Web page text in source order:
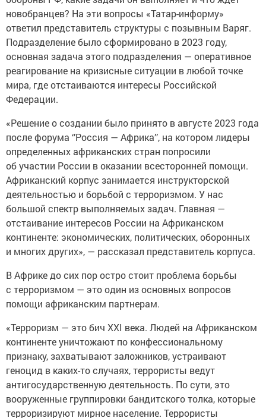
новобранцев? На эти вопросы «Татар-информу»
ответил представитель структуры с позывным Варяг.
Подразделение было сформировано в 2023 году,
основная задача этого подразделения — оперативное
реагирование на кризисные ситуации в любой точке
мира, где отстаиваются интересы Российской
Федерации.
«Решение о создании было принято в августе 2023 года
после форума ‘’Россия — Африка’’, на котором лидеры
определенных африканских стран попросили
об участии России в оказании всесторонней помощи.
Африканский корпус занимается инструкторской
деятельностью и борьбой с терроризмом. У нас
большой спектр выполняемых задач. Главная —
отстаивание интересов России на Африканском
континенте: экономических, политических, оборонных
и многих других», — рассказал представитель корпуса.
В Африке до сих пор остро стоит проблема борьбы
с терроризмом — это один из основных вопросов
помощи африканским партнерам.
«Терроризм — это бич XXI века. Людей на Африканском
континенте уничтожают по конфессиональному
признаку, захватывают заложников, устраивают
геноцид в каких-то случаях, террористы ведут
антигосударственную деятельность. По сути, это
вооруженные группировки бандитского толка, которые
терроризируют мирное население. Террористы